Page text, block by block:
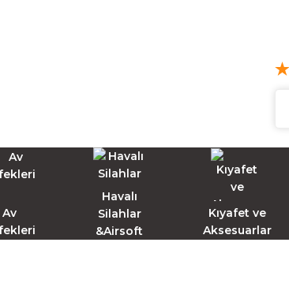
Av
Havalı
Silahlar
&Airsoft
Kıyafet ve
Aksesuarlar